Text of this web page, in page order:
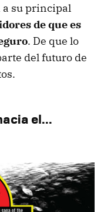
a su principal
de que es
. De que lo
del futuro de
el...